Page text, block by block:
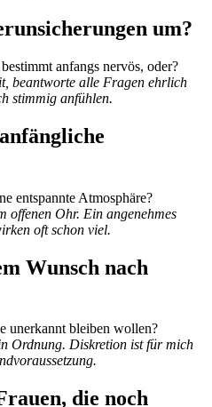
um?
anfangs nervös, oder?
beantworte alle Fragen ehrlich
stimmig anfühlen.
entspannte Atmosphäre?
offenen Ohr. Ein angenehmes
oft schon viel.
Wunsch nach
unerkannt bleiben wollen?
Ordnung. Diskretion ist für mich
die noch